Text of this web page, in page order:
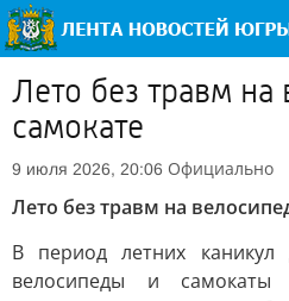
Лето без травм на
самокате
9 июля 2026, 20:06 Официально
Лето без травм на
В период летних
велосипеды и